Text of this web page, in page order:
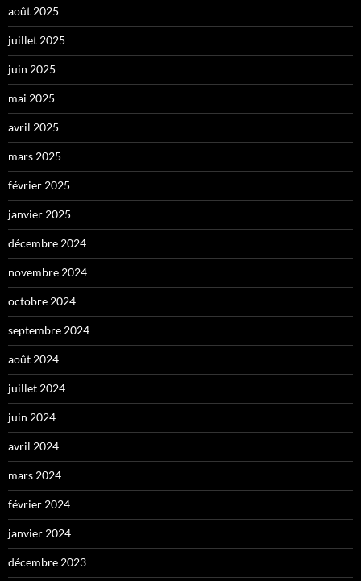
août 2025
juillet 2025
juin 2025
mai 2025
avril 2025
mars 2025
février 2025
janvier 2025
décembre 2024
novembre 2024
octobre 2024
septembre 2024
août 2024
juillet 2024
juin 2024
avril 2024
mars 2024
février 2024
janvier 2024
décembre 2023